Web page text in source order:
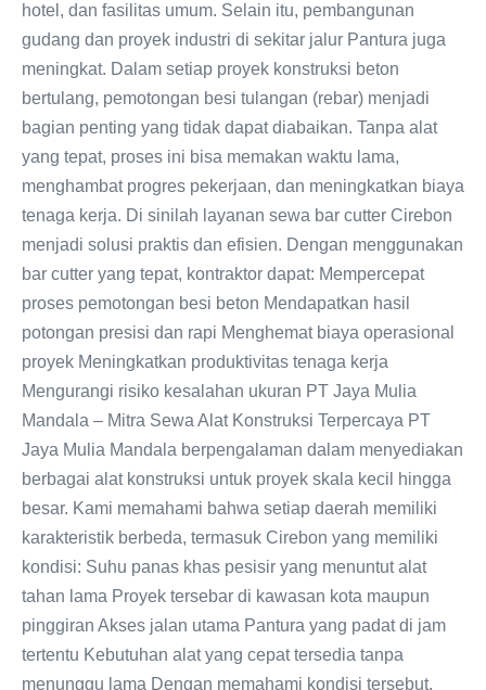
hotel, dan fasilitas umum. Selain itu, pembangunan
gudang dan proyek industri di sekitar jalur Pantura juga
meningkat. Dalam setiap proyek konstruksi beton
bertulang, pemotongan besi tulangan (rebar) menjadi
bagian penting yang tidak dapat diabaikan. Tanpa alat
yang tepat, proses ini bisa memakan waktu lama,
menghambat progres pekerjaan, dan meningkatkan biaya
tenaga kerja. Di sinilah layanan sewa bar cutter Cirebon
menjadi solusi praktis dan efisien. Dengan menggunakan
bar cutter yang tepat, kontraktor dapat: Mempercepat
proses pemotongan besi beton Mendapatkan hasil
potongan presisi dan rapi Menghemat biaya operasional
proyek Meningkatkan produktivitas tenaga kerja
Mengurangi risiko kesalahan ukuran PT Jaya Mulia
Mandala – Mitra Sewa Alat Konstruksi Terpercaya PT
Jaya Mulia Mandala berpengalaman dalam menyediakan
berbagai alat konstruksi untuk proyek skala kecil hingga
besar. Kami memahami bahwa setiap daerah memiliki
karakteristik berbeda, termasuk Cirebon yang memiliki
kondisi: Suhu panas khas pesisir yang menuntut alat
tahan lama Proyek tersebar di kawasan kota maupun
pinggiran Akses jalan utama Pantura yang padat di jam
tertentu Kebutuhan alat yang cepat tersedia tanpa
menunggu lama Dengan memahami kondisi tersebut,